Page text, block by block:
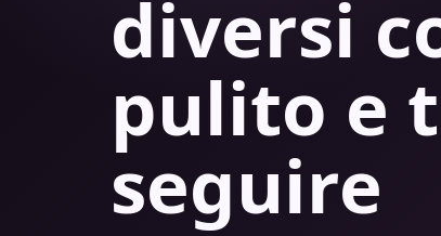
diversi
pulito e
seguire